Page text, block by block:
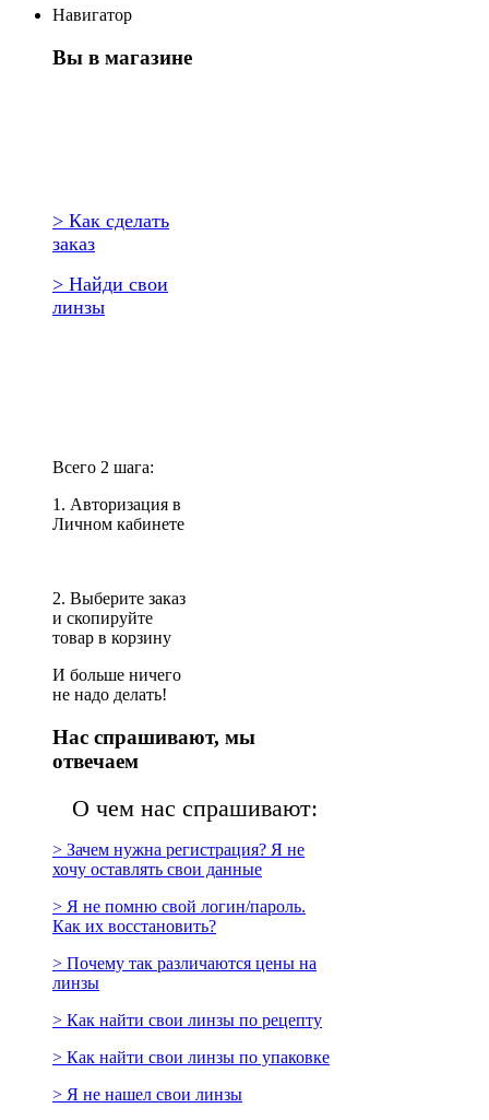
Навигатор
Вы в магазине
> Как сделать
заказ
> Найди свои
линзы
Всего 2 шага:
1. Авторизация в
Личном кабинете
2. Выберите заказ
и скопируйте
товар в корзину
И больше ничего
не надо делать!
Нас спрашивают, мы
отвечаем
О чем нас спрашивают:
> Зачем нужна регистрация? Я не
хочу оставлять свои данные
> Я не помню свой логин/пароль.
Как их восстановить?
> Почему так различаются цены на
линзы
> Как найти свои линзы по рецепту
> Как найти свои линзы по упаковке
> Я не нашел свои линзы